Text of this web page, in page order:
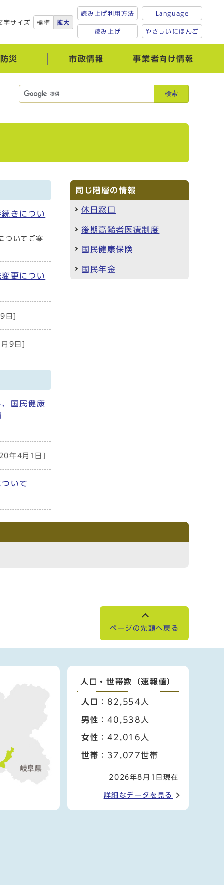
字サイズ 標準 拡大
読み上げ利用方法
読み上げ
Language
やさしいにほんご
防災 市政情報 事業者向け情報
検索
きについ
ついてご案
更につい
日]
9日]
国民健康
年4月1日]
いて
同じ階層の情報
休日窓口
後期高齢者医療制度
国民健康保険
国民年金
ページの先頭へ戻る
人口・世帯数（速報値）
人口 ：82,554人
男性 ：40,538人
女性 ：42,016人
世帯 ：37,077世帯
2026年8月1日現在
詳細なデータを見る